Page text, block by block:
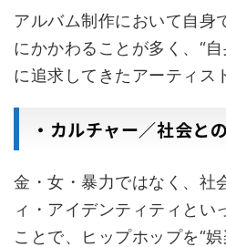
アルバム制作において自身
にかかわることが多く、“
に追求してきたアーティス
・カルチャー／社会と
金・女・暴力ではなく、社
ィ・アイデンティティとい
ことで、ヒップホップを“